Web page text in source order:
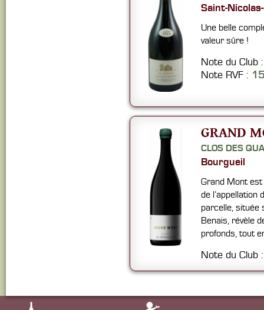
Saint-
Une belle
valeur sûre !
Note du Club
Note RVF :
GRAND
CLOS DES
Bourgueil
Grand Mont est
de l’appellation
parcelle, située
Benais, révèle
profonds, tout
Note du Club